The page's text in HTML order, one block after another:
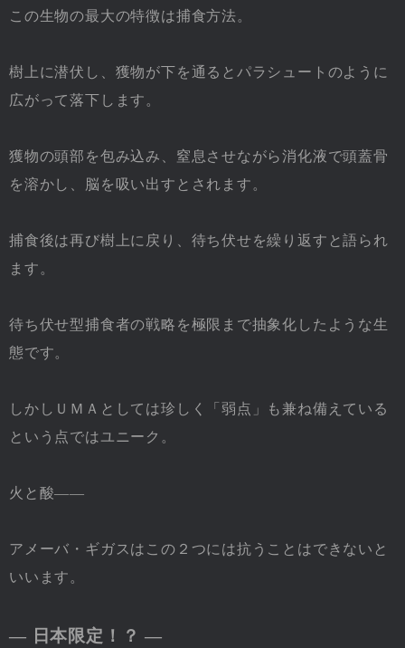
この生物の最大の特徴は捕食方法。
樹上に潜伏し、獲物が下を通るとパラシュートのように
広がって落下します。
獲物の頭部を包み込み、窒息させながら消化液で頭蓋骨
を溶かし、脳を吸い出すとされます。
捕食後は再び樹上に戻り、待ち伏せを繰り返すと語られ
ます。
待ち伏せ型捕食者の戦略を極限まで抽象化したような生
態です。
しかしＵＭＡとしては珍しく「弱点」も兼ね備えている
という点ではユニーク。
火と酸――
アメーバ・ギガスはこの２つには抗うことはできないと
いいます。
― 日本限定！？ ―